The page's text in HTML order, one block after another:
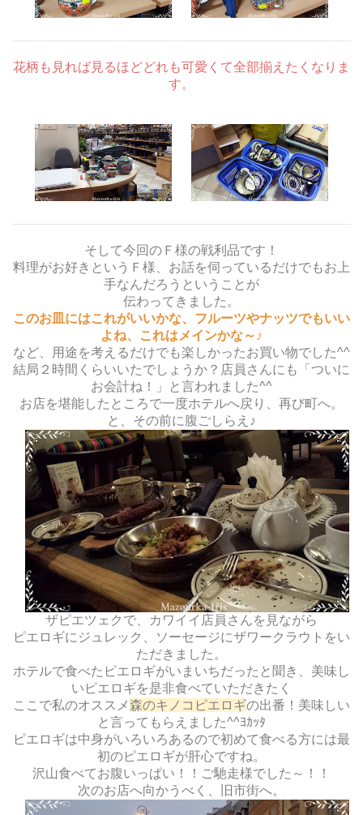
花柄も見れば見るほどどれも可愛くて全部揃えたくなりま
す。
そして今回のＦ様の戦利品です！
料理がお好きというＦ様、お話を伺っているだけでもお上
手なんだろうということが
伝わってきました。
このお皿にはこれがいいかな、フルーツやナッツでもいい
よね、これはメインかな～♪
など、用途を考えるだけでも楽しかったお買い物でした^^
結局２時間くらいいたでしょうか？店員さんにも「ついに
お会計ね！」と言われました^^
お店を堪能したところで一度ホテルへ戻り、再び町へ。
と、その前に腹ごしらえ♪
ザピエツェクで、カワイイ店員さんを見ながら
ピエロギにジュレック、ソーセージにザワークラウトをい
ただきました。
ホテルで食べたピエロギがいまいちだったと聞き、美味し
いピエロギを是非食べていただきたく
ここで私のオススメ森のキノコピエロギの出番！美味しい
と言ってもらえました^^ﾖｶｯﾀ
ピエロギは中身がいろいろあるので初めて食べる方には最
初のピエロギが肝心ですね。
沢山食べてお腹いっぱい！！ご馳走様でした～！！
次のお店へ向かうべく、旧市街へ。